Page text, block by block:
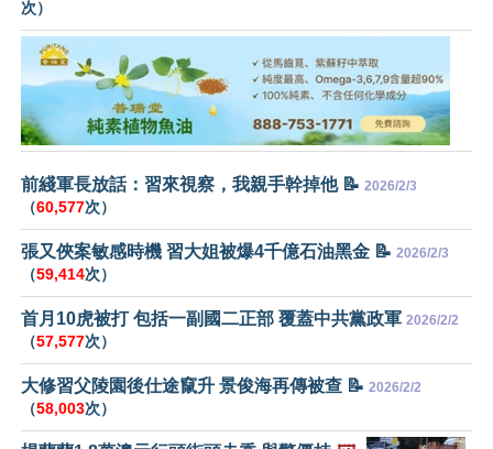
次）
前綫軍長放話：習來視察，我親手幹掉他 📝 2026/2/3
（60,577次）
張又俠案敏感時機 習大姐被爆4千億石油黑金 📝 2026/2/3
（59,414次）
首月10虎被打 包括一副國二正部 覆蓋中共黨政軍 2026/2/2
（57,577次）
大修習父陵園後仕途竄升 景俊海再傳被查 📝 2026/2/2
（58,003次）